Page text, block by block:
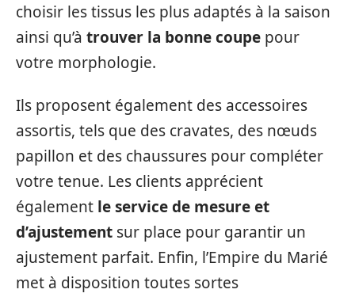
choisir les tissus les plus adaptés à la saison
ainsi qu’à trouver la bonne coupe pour
votre morphologie.
Ils proposent également des accessoires
assortis, tels que des cravates, des nœuds
papillon et des chaussures pour compléter
votre tenue. Les clients apprécient
également le service de mesure et
d’ajustement sur place pour garantir un
ajustement parfait. Enfin, l’Empire du Marié
met à disposition toutes sortes